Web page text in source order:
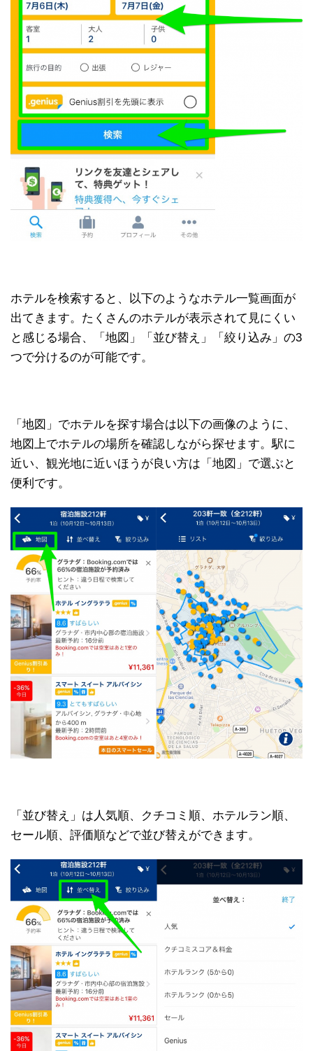
ホテルを検索すると、以下のようなホテル一覧画面が
出てきます。たくさんのホテルが表示されて見にくい
と感じる場合、「地図」「並び替え」「絞り込み」の3
つで分けるのが可能です。
「地図」でホテルを探す場合は以下の画像のように、
地図上でホテルの場所を確認しながら探せます。駅に
近い、観光地に近いほうが良い方は「地図」で選ぶと
便利です。
「並び替え」は人気順、クチコミ順、ホテルラン順、
セール順、評価順などで並び替えができます。